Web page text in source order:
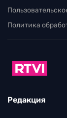
Политика
Редакция